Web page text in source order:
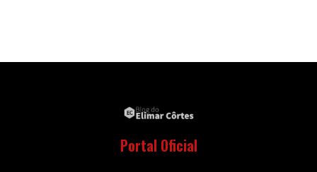
Portal Oficial